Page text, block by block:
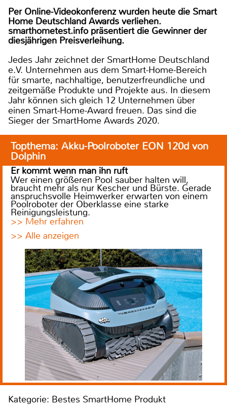
Per Online-Videokonferenz wurden heute die Smart
Home Deutschland Awards verliehen.
smarthometest.info präsentiert die Gewinner der
diesjährigen Preisverleihung.
Jedes Jahr zeichnet der SmartHome Deutschland
e.V. Unternehmen aus dem Smart-Home-Bereich
für smarte, nachhaltige, benutzerfreundliche und
zeitgemäße Produkte und Projekte aus. In diesem
Jahr können sich gleich 12 Unternehmen über
einen Smart-Home-Award freuen. Das sind die
Sieger der SmartHome Awards 2020.
Topthema: Akku-Poolroboter EON 120d von
Dolphin
Er kommt wenn man ihn ruft
Wer einen größeren Pool sauber halten will,
braucht mehr als nur Kescher und Bürste. Gerade
anspruchsvolle Heimwerker erwarten von einem
Poolroboter der Oberklasse eine starke
Reinigungsleistung.
>> Mehr erfahren
>> Alle anzeigen
Kategorie: Bestes SmartHome Produkt